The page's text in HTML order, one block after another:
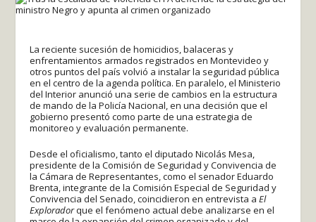
La reciente sucesión de homicidios, balaceras y
enfrentamientos armados registrados en Montevideo y
otros puntos del país volvió a instalar la seguridad pública
en el centro de la agenda política. En paralelo, el Ministerio
del Interior anunció una serie de cambios en la estructura
de mando de la Policía Nacional, en una decisión que el
gobierno presentó como parte de una estrategia de
monitoreo y evaluación permanente.
Desde el oficialismo, tanto el diputado Nicolás Mesa,
presidente de la Comisión de Seguridad y Convivencia de
la Cámara de Representantes, como el senador Eduardo
Brenta, integrante de la Comisión Especial de Seguridad y
Convivencia del Senado, coincidieron en entrevista aEl
Exploradorque el fenómeno actual debe analizarse en el